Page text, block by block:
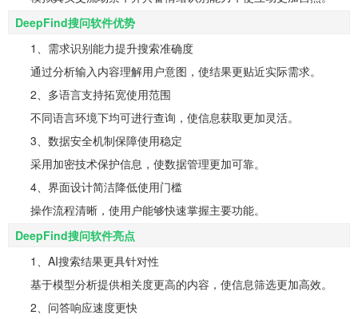
DeepFind搜问软件优势
1、需求识别能力提升搜索准确度
通过分析输入内容理解用户意图，使结果更贴近实际需求。
2、多语言支持拓宽使用范围
不同语言环境下均可进行查询，使信息获取更加灵活。
3、数据安全机制保障使用稳定
采用加密技术保护信息，使数据管理更加可靠。
4、界面设计简洁降低使用门槛
操作流程清晰，使用户能够快速掌握主要功能。
DeepFind搜问软件亮点
1、AI搜索结果更具针对性
基于模型分析提供相关度更高的内容，使信息筛选更加高效。
2、问答响应速度更快